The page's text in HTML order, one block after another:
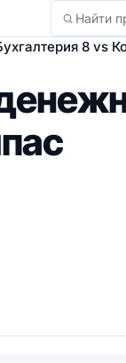
Найти
8 vs